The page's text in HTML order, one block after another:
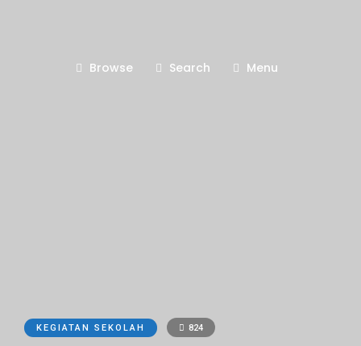
Browse Search Menu
KEGIATAN SEKOLAH 824